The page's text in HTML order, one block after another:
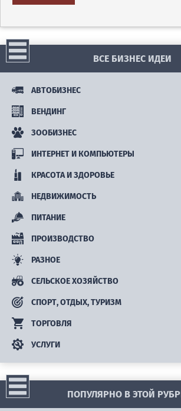
ВСЕ БИЗНЕС ИДЕИ
АВТОБИЗНЕС
ВЕНДИНГ
ЗООБИЗНЕС
ИНТЕРНЕТ И КОМПЬЮТЕРЫ
КРАСОТА И ЗДОРОВЬЕ
НЕДВИЖИМОСТЬ
ПИТАНИЕ
ПРОИЗВОДСТВО
РАЗНОЕ
СЕЛЬСКОЕ ХОЗЯЙСТВО
СПОРТ, ОТДЫХ, ТУРИЗМ
ТОРГОВЛЯ
УСЛУГИ
ПОПУЛЯРНО В ЭТОЙ